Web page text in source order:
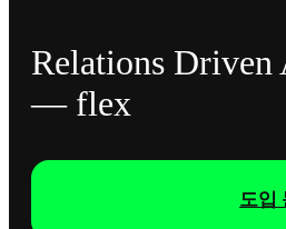
Relations Driven
— flex
도입